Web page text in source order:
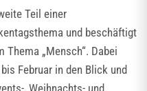
Teil einer
und beschäftigt
„Mensch“. Dabei
Februar in den Blick und
, Weihnachts- und